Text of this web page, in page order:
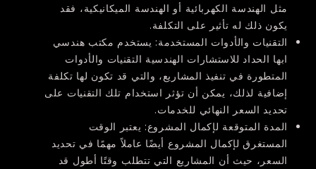
مثل الهندسة الكهربائية أو الهندسة الميكانيكية، فقد
يكون ذلك له تأثير على التكلفة.
التقنيات والأدوات المستخدمة: يستخدم مكتب هندسي
ابها الحداد للاستشارات الهندسية التقنيات والأدوات
المتطورة في تنفيذ المشاريع، والتي قد تكون لها تكلفة
إضافية لذلك، يمكن أن تؤثر استخدام تلك التقنيات على
تحديد السعر النهائي للخدمات.
المدة المتوقعة لإكمال المشروع: يعتبر الوقت
المستغرق لإكمال المشروع أيضًا عاملاً مهمًا في تحديد
السعر، حيث أن المشاريع التي تتطلب وقتًا أطول قد